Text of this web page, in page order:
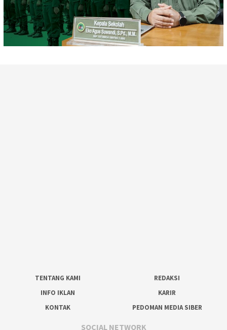
TENTANG KAMI
REDAKSI
INFO IKLAN
KARIR
KONTAK
PEDOMAN MEDIA SIBER
SOCIAL NETWORK